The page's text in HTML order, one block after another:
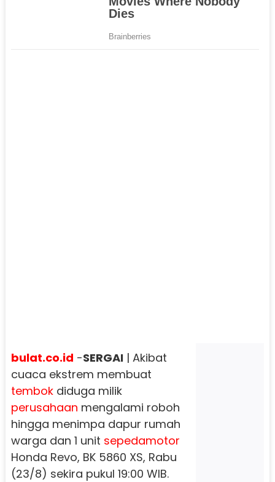
bulat.co.id -SERGAI| Akibat
cuaca ekstrem membuat
tembokdiduga milik
perusahaan mengalami roboh
hingga menimpa dapur rumah
warga dan 1 unit sepedamotor
Honda Revo, BK 5860 XS, Rabu
(23/8) sekira pukul 19:00 WIB.